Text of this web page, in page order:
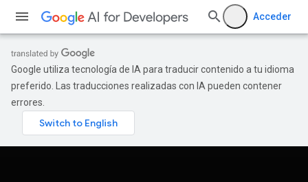
Acceder
Google utiliza tecnología de IA para traducir contenido a tu idioma
preferido. Las traducciones realizadas con IA pueden contener
errores.